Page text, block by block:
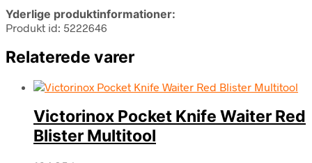
Yderlige produktinformationer:
Produkt id: 5222646
Relaterede varer
Victorinox Pocket Knife Waiter Red
Blister Multitool